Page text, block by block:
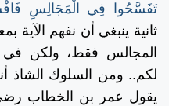
تَفَسَّحُوا فِي الْمَجَالِسِ
ثانية ينبغي أن نفهم الآية
المجالس فقط، ولكن
لكم.. ومن السلوك الشاذ
يقول عمر بن الخطاب